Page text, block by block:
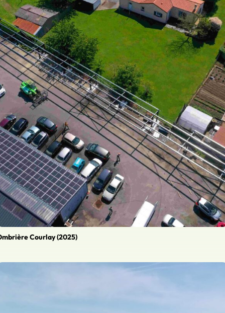
Courlay (2025)